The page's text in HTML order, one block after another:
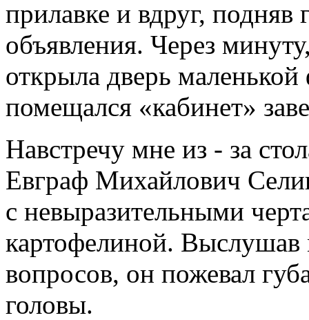
прилавке и вдруг, подняв
объявления. Через
открыла дверь
помещался «кабинет»
Навстречу мне из - за
Евграф Михайлович
с невыразительными
картофелиной. Выслушав
вопросов, он пожевал
головы.